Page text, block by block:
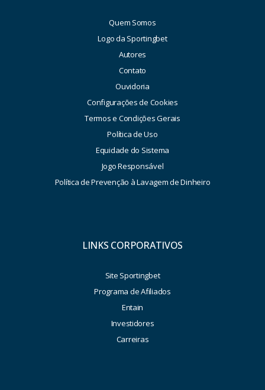
Quem Somos
Logo da Sportingbet
Autores
Contato
Ouvidoria
Configurações de Cookies
Termos e Condições Gerais
Política de Uso
Equidade do Sistema
Jogo Responsável
Política de Prevenção à Lavagem de Dinheiro
LINKS CORPORATIVOS
Site Sportingbet
Programa de Afiliados
Entain
Investidores
Carreiras